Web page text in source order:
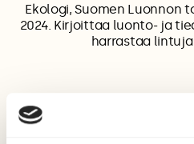
Ekologi, Suomen Luonnon
2024. Kirjoittaa luonto- ja
harrastaa